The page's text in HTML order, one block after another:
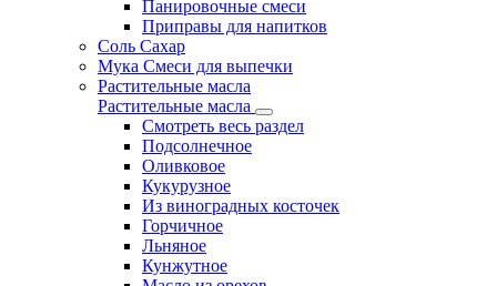
Панировочные смеси
Приправы для напитков
Соль Сахар
Мука Смеси для выпечки
Растительные масла
Растительные масла
Смотреть весь раздел
Подсолнечное
Оливковое
Кукурузное
Из виноградных косточек
Горчичное
Льняное
Кунжутное